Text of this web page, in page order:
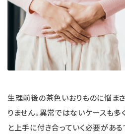
生理前後の茶色いおりものに悩ま
りません。異常ではないケースも
と上手に付き合っていく必要がある